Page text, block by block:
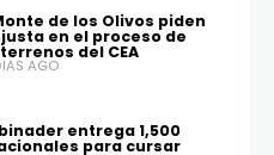
de los Olivos piden
en el proceso de
del CEA
AGO
entrega 1,500
para cursar